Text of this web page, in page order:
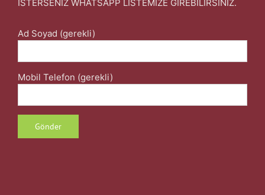
İSTERSENİZ WHATSAPP LİSTEMİZE GİREBİLİRSİNİZ.
Ad Soyad (gerekli)
Mobil Telefon (gerekli)